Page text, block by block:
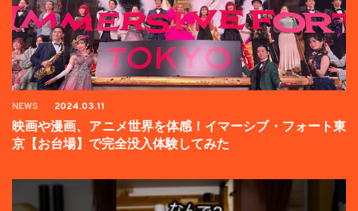
NEWS 2024.03.11
映画や漫画、アニメ世界を体感！イマーシブ・フォート東
京【お台場】で完全没入体験してみた